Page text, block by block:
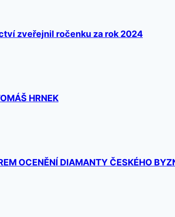
zveřejnil ročenku za rok 2024
HRNEK​​
OCENĚNÍ DIAMANTY ČESKÉHO